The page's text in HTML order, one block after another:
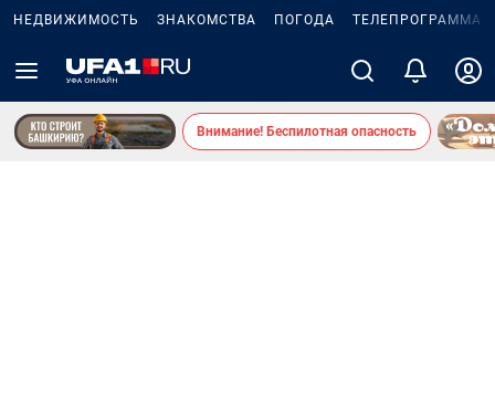
НЕДВИЖИМОСТЬ ЗНАКОМСТВА ПОГОДА ТЕЛЕПРОГРАММА
Внимание! Беспилотная опасность